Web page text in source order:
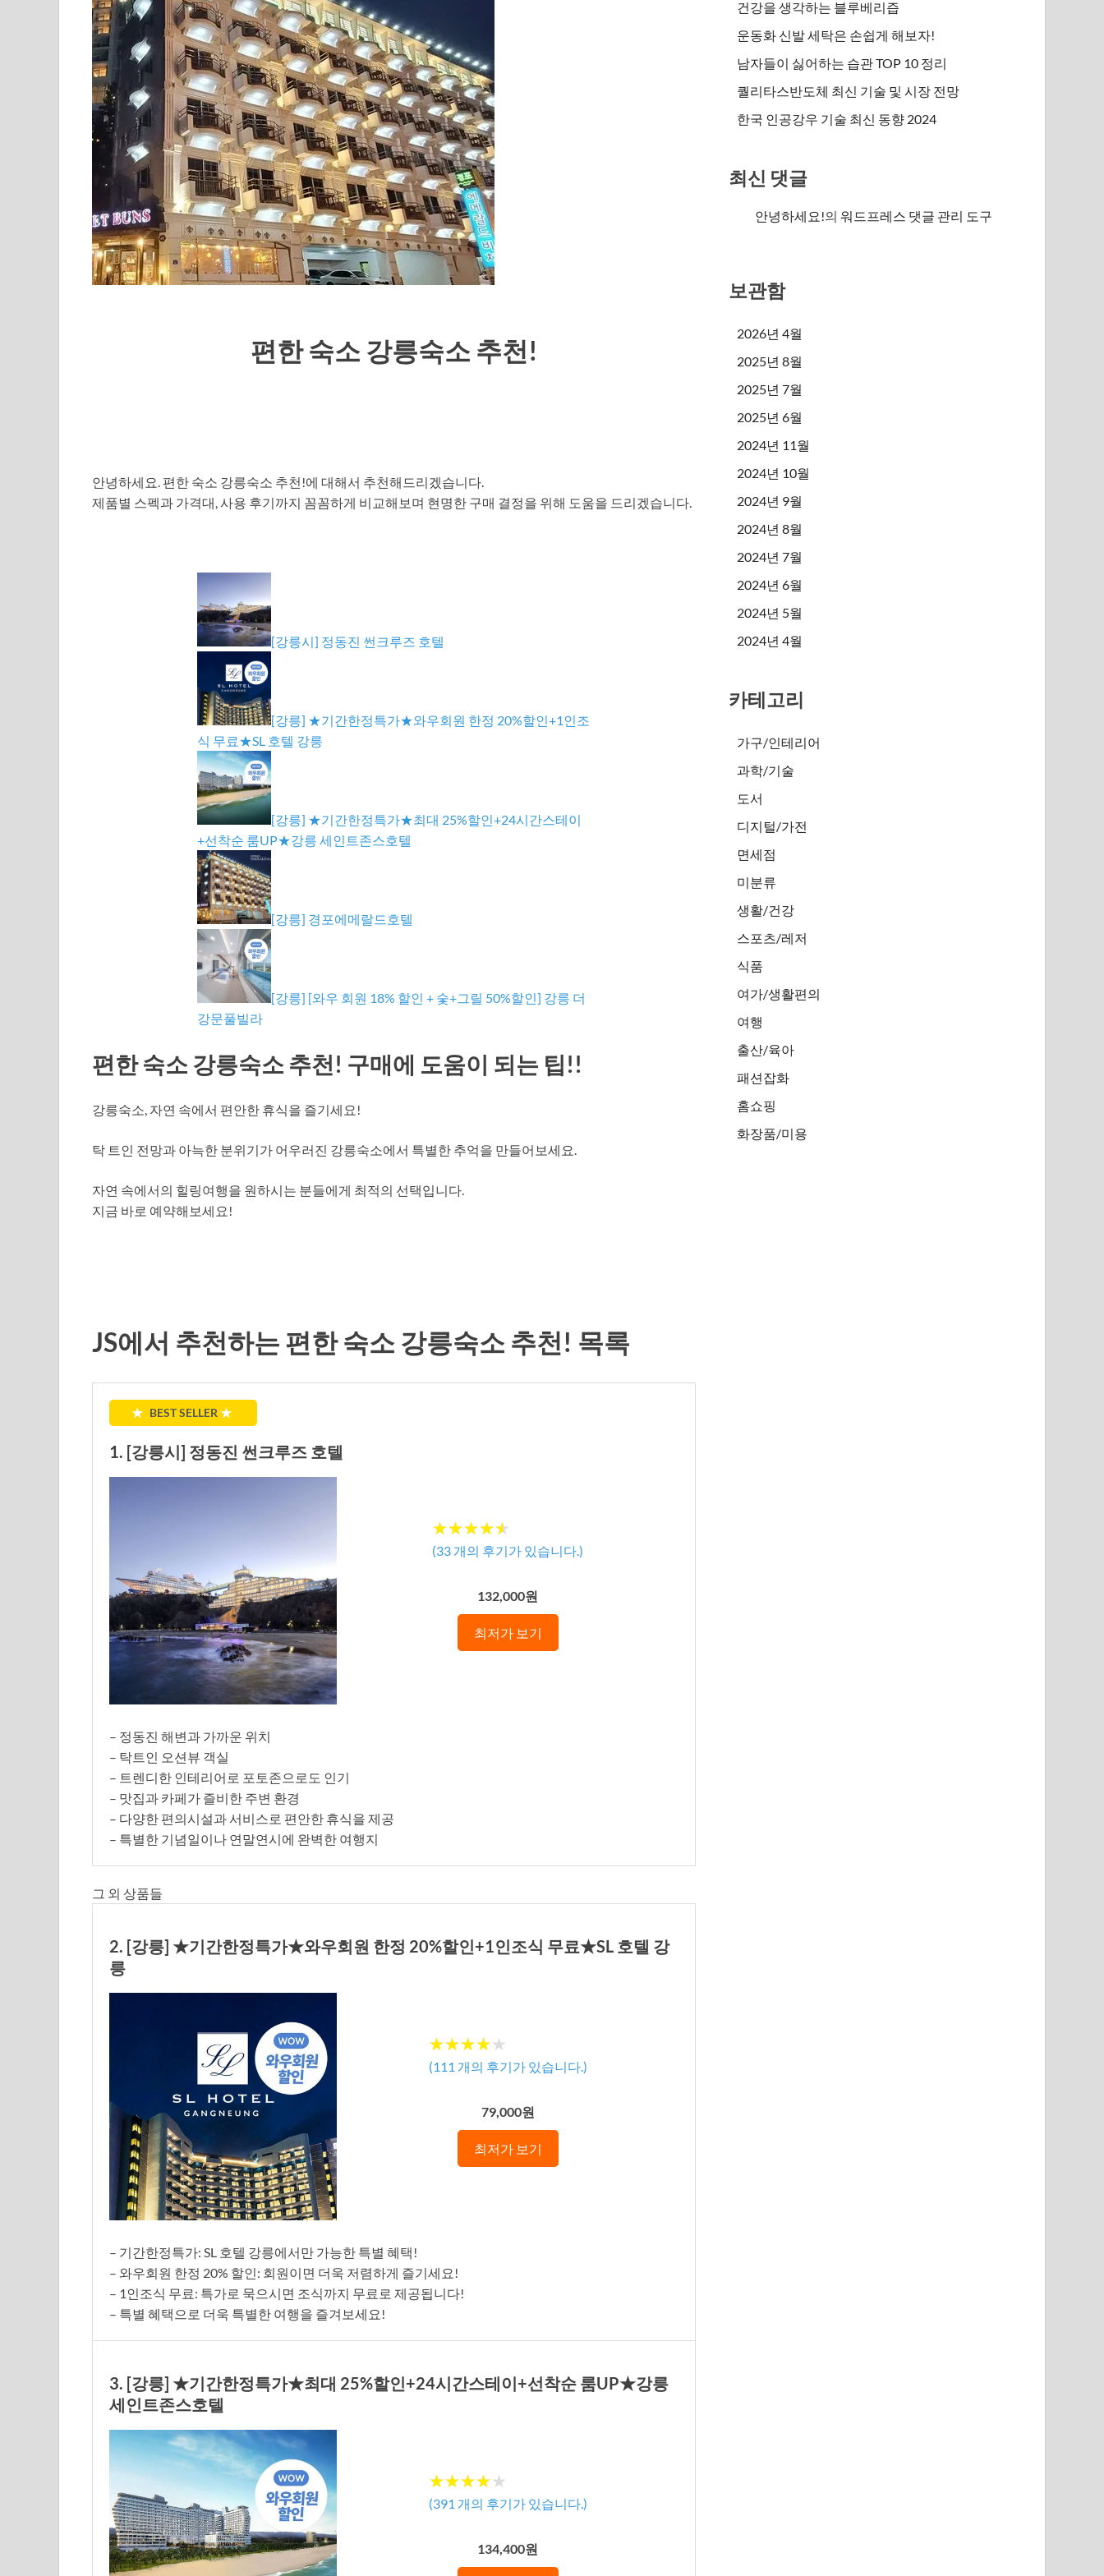
편한 숙소 강릉숙소 추천!
안녕하세요. 편한 숙소 강릉숙소 추천!에 대해서 추천해드리겠습니다.
제품별 스펙과 가격대, 사용 후기까지 꼼꼼하게 비교해보며 현명한 구매 결정을 위해 도움을 드리겠습니다.
[강릉시] 정동진 썬크루즈 호텔
[강릉] ★기간한정특가★와우회원 한정 20%할인+1인조
식 무료★SL 호텔 강릉
[강릉] ★기간한정특가★최대 25%할인+24시간스테이
+선착순 룸UP★강릉 세인트존스호텔
[강릉] 경포에메랄드호텔
[강릉] [와우 회원 18% 할인 + 숯+그릴 50%할인] 강릉 더
강문풀빌라
편한 숙소 강릉숙소 추천! 구매에 도움이 되는 팁!!
강릉숙소, 자연 속에서 편안한 휴식을 즐기세요!
탁 트인 전망과 아늑한 분위기가 어우러진 강릉숙소에서 특별한 추억을 만들어보세요.
자연 속에서의 힐링여행을 원하시는 분들에게 최적의 선택입니다.
지금 바로 예약해보세요!
JS에서 추천하는 편한 숙소 강릉숙소 추천! 목록
★ BEST SELLER ★
1. [강릉시] 정동진 썬크루즈 호텔
★★★★★
★★★★★
(33 개의 후기가 있습니다.)
132,000원
최저가 보기
– 정동진 해변과 가까운 위치
– 탁트인 오션뷰 객실
– 트렌디한 인테리어로 포토존으로도 인기
– 맛집과 카페가 즐비한 주변 환경
– 다양한 편의시설과 서비스로 편안한 휴식을 제공
– 특별한 기념일이나 연말연시에 완벽한 여행지
그 외 상품들
2. [강릉] ★기간한정특가★와우회원 한정 20%할인+1인조식 무료★SL 호텔 강
릉
★★★★★
★★★★★
(111 개의 후기가 있습니다.)
79,000원
최저가 보기
– 기간한정특가: SL 호텔 강릉에서만 가능한 특별 혜택!
– 와우회원 한정 20% 할인: 회원이면 더욱 저렴하게 즐기세요!
– 1인조식 무료: 특가로 묵으시면 조식까지 무료로 제공됩니다!
– 특별 혜택으로 더욱 특별한 여행을 즐겨보세요!
3. [강릉] ★기간한정특가★최대 25%할인+24시간스테이+선착순 룸UP★강릉
세인트존스호텔
★★★★★
★★★★★
(391 개의 후기가 있습니다.)
134,400원
건강을 생각하는 블루베리즙
운동화 신발 세탁은 손쉽게 해보자!
남자들이 싫어하는 습관 TOP 10 정리
퀄리타스반도체 최신 기술 및 시장 전망
한국 인공강우 기술 최신 동향 2024
최신 댓글
안녕하세요!의워드프레스 댓글 관리 도구
보관함
2026년 4월
2025년 8월
2025년 7월
2025년 6월
2024년 11월
2024년 10월
2024년 9월
2024년 8월
2024년 7월
2024년 6월
2024년 5월
2024년 4월
카테고리
가구/인테리어
과학/기술
도서
디지털/가전
면세점
미분류
생활/건강
스포츠/레저
식품
여가/생활편의
여행
출산/육아
패션잡화
홈쇼핑
화장품/미용